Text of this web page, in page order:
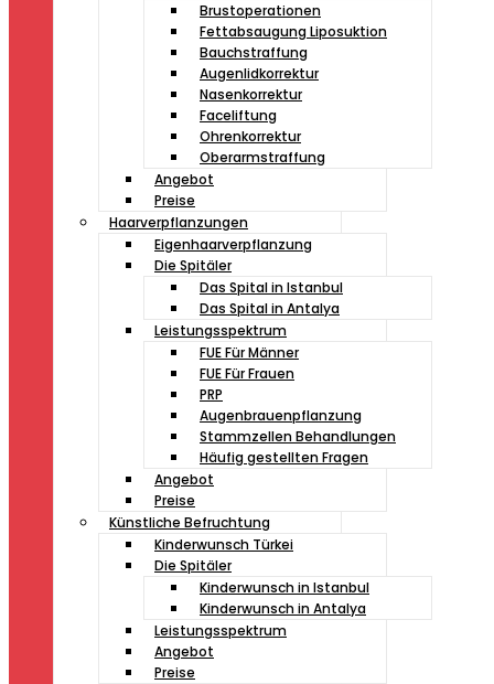
Brustoperationen
Fettabsaugung Liposuktion
Bauchstraffung
Augenlidkorrektur
Nasenkorrektur
Faceliftung
Ohrenkorrektur
Oberarmstraffung
Angebot
Preise
Haarverpflanzungen
Eigenhaarverpflanzung
Die Spitäler
Das Spital in Istanbul
Das Spital in Antalya
Leistungsspektrum
FUE Für Männer
FUE Für Frauen
PRP
Augenbrauenpflanzung
Stammzellen Behandlungen
Häufig gestellten Fragen
Angebot
Preise
Künstliche Befruchtung
Kinderwunsch Türkei
Die Spitäler
Kinderwunsch in Istanbul
Kinderwunsch in Antalya
Leistungsspektrum
Angebot
Preise